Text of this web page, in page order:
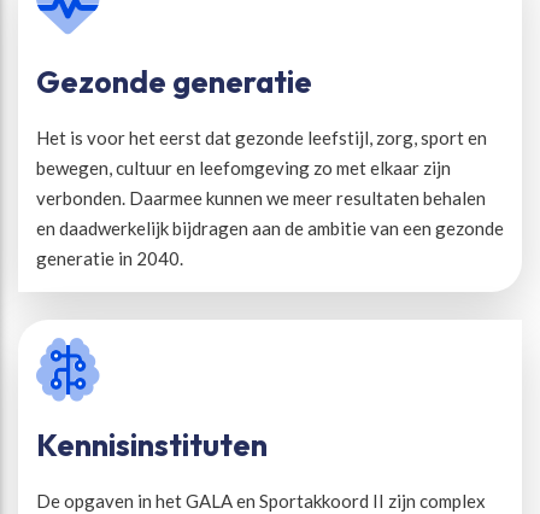
Gezonde generatie
Het is voor het eerst dat gezonde leefstijl, zorg, sport en
bewegen, cultuur en leefomgeving zo met elkaar zijn
verbonden. Daarmee kunnen we meer resultaten behalen
en daadwerkelijk bijdragen aan de ambitie van een gezonde
generatie in 2040.
Kennisinstituten
De opgaven in het GALA en Sportakkoord II zijn complex